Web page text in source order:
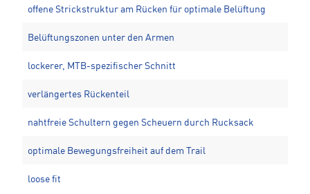
offene Strickstruktur am Rücken für optimale Belüftung
Belüftungszonen unter den Armen
lockerer, MTB-spezifischer Schnitt
verlängertes Rückenteil
nahtfreie Schultern gegen Scheuern durch Rucksack
optimale Bewegungsfreiheit auf dem Trail
loose fit